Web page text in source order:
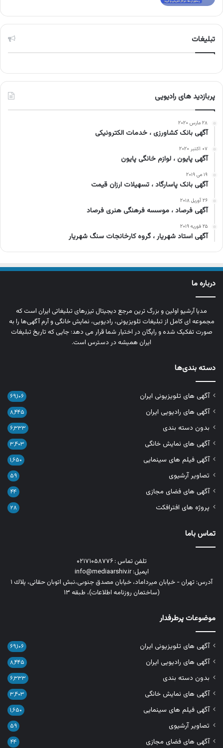
تبلیغات
پربازدید های رادیویی
۲۸ مارس ۲۰۲۰
آگهی بانک کشاورزی ، خدمات الکترونیکی
۰۷ اکتبر ۲۰۲۰
آگهی پایون ، لوازم خانگی پایون
۱۹ می ۲۰۱۹
آگهی بانک پاسارگاد ، تسهیلات ارزان قیمت
۲۶ آوریل ۲۰۱۸
آگهی فرصاد ، موسسه فرهنگی هنری فرصاد
۲۵ فوریه ۲۰۱۹
آگهی استاد شهریار ، گروه کارخانجات سنگ شهریار
درباره ما
مدیا آرشیو اولین و بزرگ‌ ترین مرجع دیجیتال تیزرهای تبلیغاتی ایران است که
مجموعه‌ ای کامل از تبلیغات تلویزیونی، رادیویی، نمایش خانگی و آرم‌ آگهی‌ها را به‌
صورت تفکیک‌ شده و رایگان در اختیار شما قرار می‌ دهد؛ جایی که تاریخ تبلیغات
ایران همیشه در دسترس است.
دسته بندی‌ها
آگهی های تلویزیونی ایران ۶۹,۱۰۶
آگهی های رادیویی ایران ۸,۴۴۵
بدون دسته بندی ۶,۳۳۳
آگهی های نمایش خانگی ۳,۴۰۳
آگهی فیلم های سینمایی ۱,۶۵۰
تصاویر آرشیوی ۵۹
آگهی های فضای مجازی ۴۴
پروژه های افترافکت ۲۸
تماس باما
تلفن تماس : ۰۲۱۷۱۰۵۸۷۷۶
ایمیل: info@mediaarshiv.ir
آدرس: تهران - خیابان میرداماد، خیابان مصدق جنوبی،نبش اتوبان حقانی، پلاك ١
(ساختمان روزنامه اطلاعات)، طبقه ۱۳
موضوعات پرطرفدار
آگهی های تلویزیونی ایران ۶۹,۱۰۶
آگهی های رادیویی ایران ۸,۴۴۵
بدون دسته بندی ۶,۳۳۳
آگهی های نمایش خانگی ۳,۴۰۳
آگهی فیلم های سینمایی ۱,۶۵۰
تصاویر آرشیوی ۵۹
آگهی های فضای مجازی ۴۴